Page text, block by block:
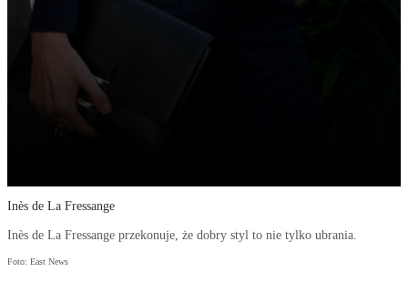
Inès de La Fressange
Inès de La Fressange przekonuje, że dobry styl to nie tylko ubrania.
Foto: East News